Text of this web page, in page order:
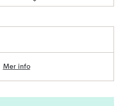
Mer info